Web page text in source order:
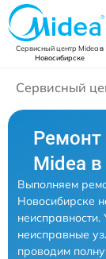
Сервисный центр Mideaв
Новосибирске
Сервисный
Ремонт
Midea
Выполняем
Новосибирске
неисправные
проводим